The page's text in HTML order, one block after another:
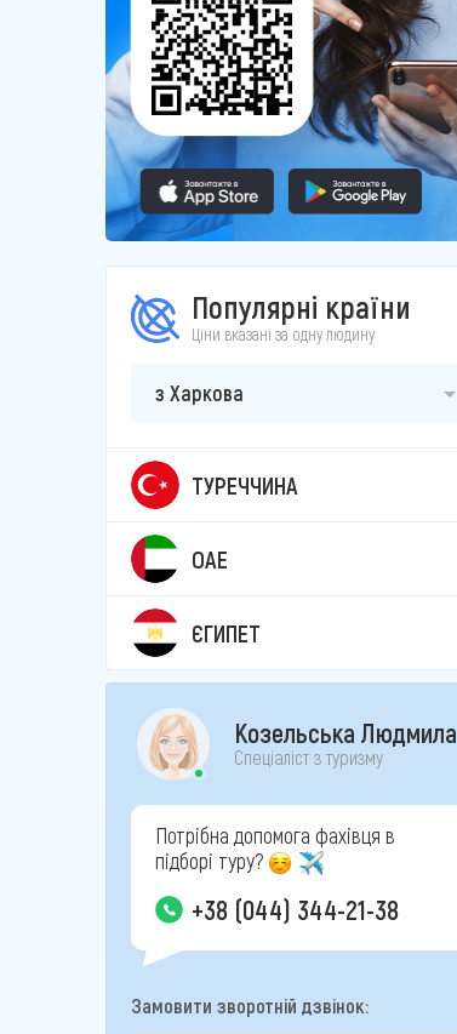
Популярні країни
Ціни вказані за одну людину
з Харкова
ТУРЕЧЧИНА
ОАЕ
ЄГИПЕТ
Козельська Людмила
Спеціаліст з туризму
Потрібна допомога фахівця в
підборі туру?
+38 (044) 344-21-38
Замовити зворотній дзвінок: